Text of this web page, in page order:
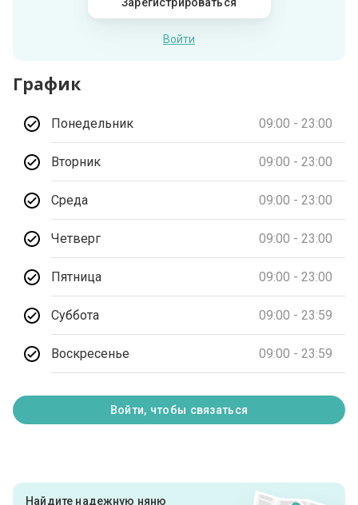
Зарегистрироваться
Войти
График
Понедельник 09:00 - 23:00
Вторник 09:00 - 23:00
Среда 09:00 - 23:00
Четверг 09:00 - 23:00
Пятница 09:00 - 23:00
Суббота 09:00 - 23:59
Воскресенье 09:00 - 23:59
Войти, чтобы связаться
Найдите надежную няню